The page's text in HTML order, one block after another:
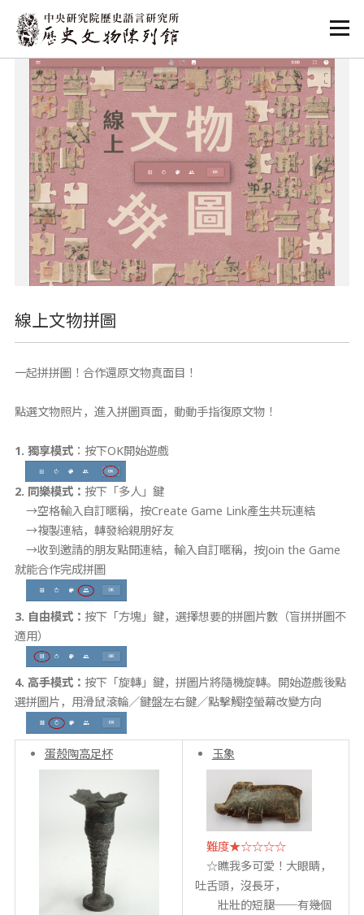
:::
:::
線上文物拼圖
一起拼拼圖！合作還原文物真面目！
點選文物照片，進入拼圖頁面，動動手指復原文物！
1. 獨享模式：按下OK開始遊戲
2. 同樂模式： 按下「多人」鍵
→空格輸入自訂暱稱，按Create Game Link產生共玩連結
→複製連結，轉發給親朋好友
→收到邀請的朋友點開連結，輸入自訂暱稱，按Join the Game
就能合作完成拼圖
3. 自由模式： 按下「方塊」鍵，選擇想要的拼圖片數（盲拼拼圖不
適用）
4. 高手模式： 按下「旋轉」鍵，拼圖片將隨機旋轉。開始遊戲後點
選拼圖片，用滑鼠滾輪∕鍵盤左右鍵∕點擊觸控螢幕改變方向
蛋殼陶高足杯 玉象
難度★☆☆☆☆
☆瞧我多可愛！大眼睛，
吐舌頭，沒長牙，
壯壯的短腿──有幾個